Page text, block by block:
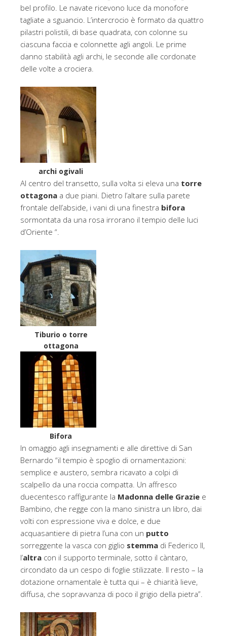
bel profilo. Le navate ricevono luce da monofore
tagliate a sguancio. L’intercrocio è formato da quattro
pilastri polistili, di base quadrata, con colonne su
ciascuna faccia e colonnette agli angoli. Le prime
danno stabilità agli archi, le seconde alle cordonate
delle volte a crociera.
archi ogivali
Al centro del transetto, sulla volta si eleva una torre
ottagona a due piani. Dietro l’altare sulla parete
frontale dell’abside, i vani di una finestra bifora
sormontata da una rosa irrorano il tempio delle luci
d’Oriente “.
Tiburio o torre
ottagona
Bifora
In omaggio agli insegnamenti e alle direttive di San
Bernardo “il tempio è spoglio di ornamentazioni:
semplice e austero, sembra ricavato a colpi di
scalpello da una roccia compatta. Un affresco
duecentesco raffigurante la Madonna delle Grazie e
Bambino, che regge con la mano sinistra un libro, dai
volti con espressione viva e dolce, e due
acquasantiere di pietra l’una con un putto
sorreggente la vasca con giglio stemma di Federico II,
l’altra con il supporto terminale, sotto il càntaro,
circondato da un cespo di foglie stilizzate. Il resto – la
dotazione ornamentale è tutta qui – è chiarità lieve,
diffusa, che sopravvanza di poco il grigio della pietra”.